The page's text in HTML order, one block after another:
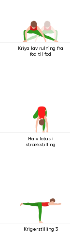
Kriya lav rulning fra
fod til fod
Halv lotus i
strækstilling
Krigerstilling 3